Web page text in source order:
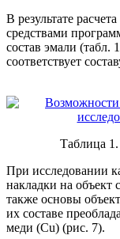
В результате
средствами
состав эмали (табл.
соответствует
Таблица 1.
При исследовании
накладки на
также основы
их составе
меди (Cu) (рис. 7).